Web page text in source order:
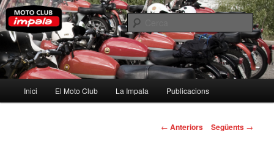
Aneu
al
contingut
principalMoto Club Impala
Cerca
principal
Inici El Moto Club La Impala Publicacions
Navegació
← Anteriors Següents →